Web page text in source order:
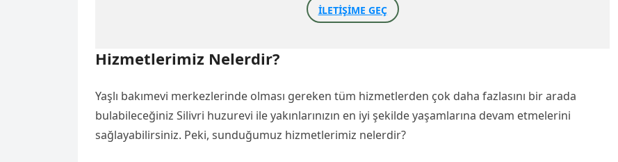
İLETIŞIME GEÇ
Hizmetlerimiz Nelerdir?
Yaşlı bakımevi merkezlerinde olması gereken tüm hizmetlerden çok daha fazlasını bir arada
bulabileceğiniz Silivri huzurevi ile yakınlarınızın en iyi şekilde yaşamlarına devam etmelerini
sağlayabilirsiniz. Peki, sunduğumuz hizmetlerimiz nelerdir?